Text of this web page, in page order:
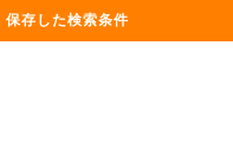
保存した検索条件